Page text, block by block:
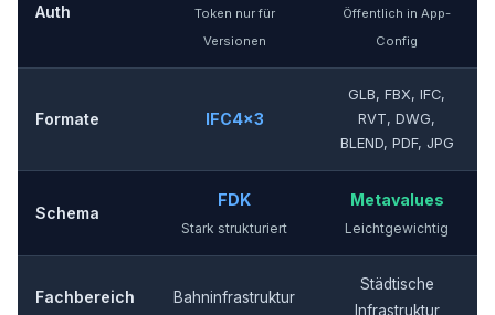
Auth
Token nur für
Versionen
Öffentlich in App-
Config
Formate IFC4x3
GLB, FBX, IFC,
RVT, DWG,
BLEND, PDF, JPG
Schema
FDK
Stark strukturiert
Metavalues
Leichtgewichtig
Fachbereich Bahninfrastruktur
Städtische
Infrastruktur